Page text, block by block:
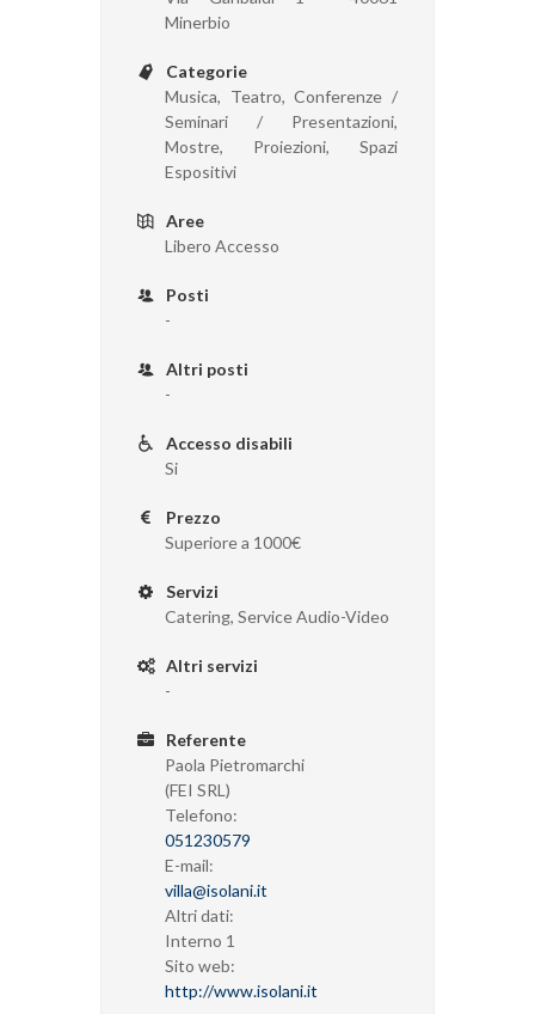
Minerbio
Categorie
Musica, Teatro, Conferenze /
Seminari / Presentazioni,
Mostre, Proiezioni, Spazi
Espositivi
Aree
Libero Accesso
Posti
-
Altri posti
-
Accesso disabili
Si
Prezzo
Superiore a 1000€
Servizi
Catering, Service Audio-Video
Altri servizi
-
Referente
Paola Pietromarchi
(FEI SRL)
Telefono:
051230579
E-mail:
villa@isolani.it
Altri dati:
Interno 1
Sito web:
http://www.isolani.it